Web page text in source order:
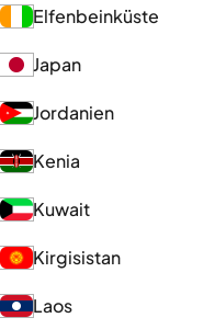
Elfenbeinküste
Japan
Jordanien
Kenia
Kuwait
Kirgisistan
Laos